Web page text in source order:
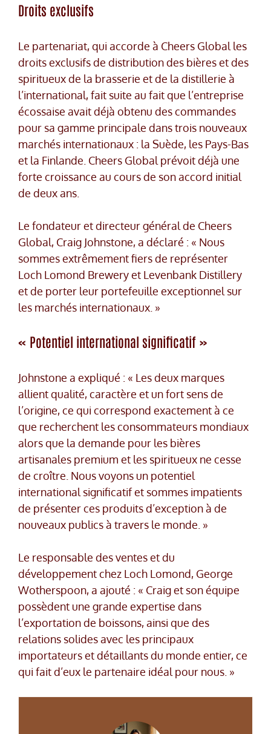
Droits exclusifs
Le partenariat, qui accorde à Cheers Global les
droits exclusifs de distribution des bières et des
spiritueux de la brasserie et de la distillerie à
l’international, fait suite au fait que l’entreprise
écossaise avait déjà obtenu des commandes
pour sa gamme principale dans trois nouveaux
marchés internationaux : la Suède, les Pays-Bas
et la Finlande. Cheers Global prévoit déjà une
forte croissance au cours de son accord initial
de deux ans.
Le fondateur et directeur général de Cheers
Global, Craig Johnstone, a déclaré : « Nous
sommes extrêmement fiers de représenter
Loch Lomond Brewery et Levenbank Distillery
et de porter leur portefeuille exceptionnel sur
les marchés internationaux. »
« Potentiel international significatif »
Johnstone a expliqué : « Les deux marques
allient qualité, caractère et un fort sens de
l’origine, ce qui correspond exactement à ce
que recherchent les consommateurs mondiaux
alors que la demande pour les bières
artisanales premium et les spiritueux ne cesse
de croître. Nous voyons un potentiel
international significatif et sommes impatients
de présenter ces produits d’exception à de
nouveaux publics à travers le monde. »
Le responsable des ventes et du
développement chez Loch Lomond, George
Wotherspoon, a ajouté : « Craig et son équipe
possèdent une grande expertise dans
l’exportation de boissons, ainsi que des
relations solides avec les principaux
importateurs et détaillants du monde entier, ce
qui fait d’eux le partenaire idéal pour nous. »